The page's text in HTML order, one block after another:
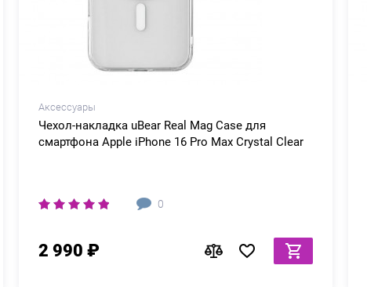
Аксессуары
Чехол-накладка uBear Real Mag Case для
смартфона Apple iPhone 16 Pro Max Crystal Clear
0
2 990 ₽